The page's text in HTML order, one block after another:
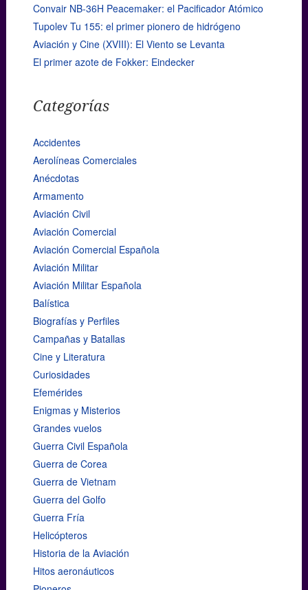
Convair NB-36H Peacemaker: el Pacificador Atómico
Tupolev Tu 155: el primer pionero de hidrógeno
Aviación y Cine (XVIII): El Viento se Levanta
El primer azote de Fokker: Eindecker
Categorías
Accidentes
Aerolíneas Comerciales
Anécdotas
Armamento
Aviación Civil
Aviación Comercial
Aviación Comercial Española
Aviación Militar
Aviación Militar Española
Balística
Biografías y Perfiles
Campañas y Batallas
Cine y Literatura
Curiosidades
Efemérides
Enigmas y Misterios
Grandes vuelos
Guerra Civil Española
Guerra de Corea
Guerra de Vietnam
Guerra del Golfo
Guerra Fría
Helicópteros
Historia de la Aviación
Hitos aeronáuticos